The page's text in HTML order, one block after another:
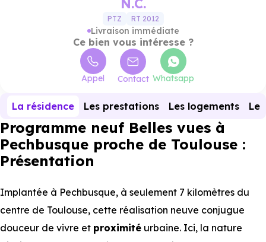
N.C.
PTZ RT 2012
Livraison immédiate
Ce bien vous intéresse ?
Appel Contact Whatsapp
La résidence Les prestations Les logements Le
Programme neuf Belles vues à
Pechbusque proche de Toulouse :
Présentation
Implantée à Pechbusque, à seulement 7 kilomètres du
centre de Toulouse, cette réalisation neuve conjugue
douceur de vivre et proximité urbaine. Ici, la nature